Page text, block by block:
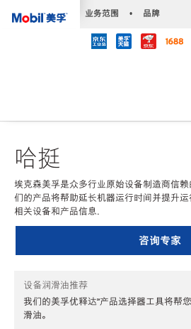
业务范围 • 品牌
哈挺
埃克森美孚是众多行业原始设备制造商信
们的产品将帮助延长机器运行时间并提升
相关设备和产品信息.
咨询专家
设备润滑油推荐
我们的美孚优释达℠产品选择器工具将帮
滑油。